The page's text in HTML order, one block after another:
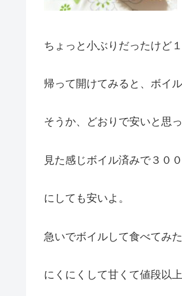
ちょっと小ぶりだったけど
帰って開けてみると、ボイ
そうか、どおりで安いと思
見た感じボイル済みで３０
にしても安いよ。
急いでボイルして食べてみた
にくにくして甘くて値段以